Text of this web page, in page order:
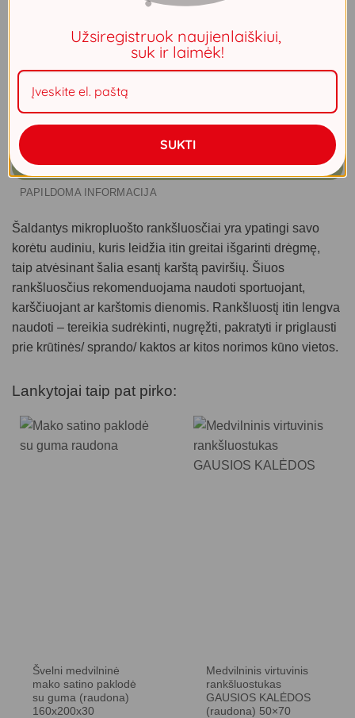
Neturime
APRAŠYMAS
PAPILDOMA INFORMACIJA
Šaldantys mikropluošto rankšluosčiai yra ypatingi savo
korėtu audiniu, kuris leidžia itin greitai išgarinti drėgmę,
taip atvėsinant šalia esantį karštą paviršių. Šiuos
rankšluosčius rekomenduojama naudoti sportuojant,
karščiuojant ar karštomis dienomis. Rankšluostį itin lengva
naudoti – tereikia sudrėkinti, nugręžti, pakratyti ir priglausti
prie krūtinės/ sprando/ kaktos ar kitos norimos kūno vietos.
Lankytojai taip pat pirko:
Švelni medvilninė
mako satino paklodė
su guma (raudona)
160x200x30
Medvilninis virtuvinis
rankšluostukas
GAUSIOS KALĖDOS
(raudona) 50×70
Užsiregistruok naujienlaiškiui,
suk ir laimėk!
SUKTI